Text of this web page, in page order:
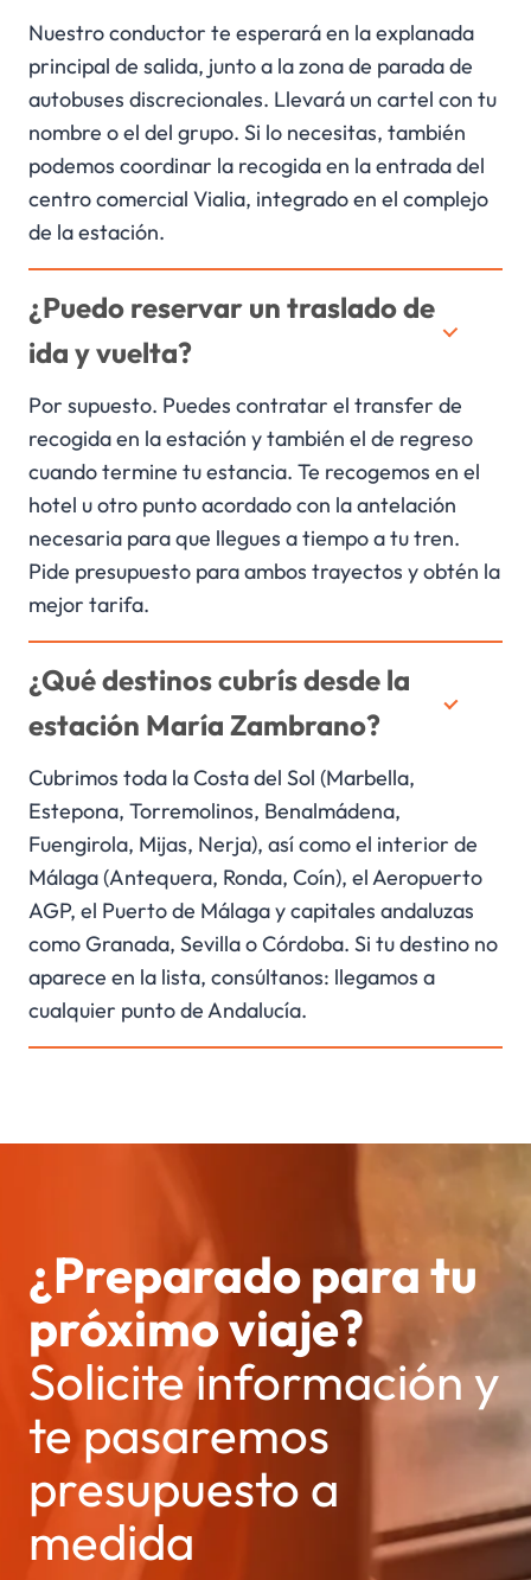
Nuestro conductor te esperará en la explanada
principal de salida, junto a la zona de parada de
autobuses discrecionales. Llevará un cartel con tu
nombre o el del grupo. Si lo necesitas, también
podemos coordinar la recogida en la entrada del
centro comercial Vialia, integrado en el complejo
de la estación.
¿Puedo reservar un traslado de
ida y vuelta?
Por supuesto. Puedes contratar el transfer de
recogida en la estación y también el de regreso
cuando termine tu estancia. Te recogemos en el
hotel u otro punto acordado con la antelación
necesaria para que llegues a tiempo a tu tren.
Pide presupuesto para ambos trayectos y obtén la
mejor tarifa.
¿Qué destinos cubrís desde la
estación María Zambrano?
Cubrimos toda la Costa del Sol (Marbella,
Estepona, Torremolinos, Benalmádena,
Fuengirola, Mijas, Nerja), así como el interior de
Málaga (Antequera, Ronda, Coín), el Aeropuerto
AGP, el Puerto de Málaga y capitales andaluzas
como Granada, Sevilla o Córdoba. Si tu destino no
aparece en la lista, consúltanos: llegamos a
cualquier punto de Andalucía.
¿Preparado para tu
próximo viaje?
Solicite información y
te pasaremos
presupuesto a
medida